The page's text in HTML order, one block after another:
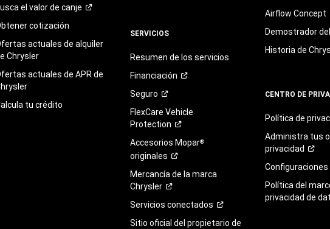
el valor de canje
cotización
actuales de alquiler
Chrysler
actuales de APR de
tu crédito
SERVICIOS
Resumen de los servicios
Financiación
Seguro
FlexCare Vehicle
Protection
Accesorios Mopar®
originales
Mercancía de la marca
Chrysler
Servicios conectados
Sitio oficial del propietario de
Airflow Concept
Demostrador
Historia de
CENTRO DE
Política de
Administra tus
privacidad
Configuraciones
Política del
privacidad de